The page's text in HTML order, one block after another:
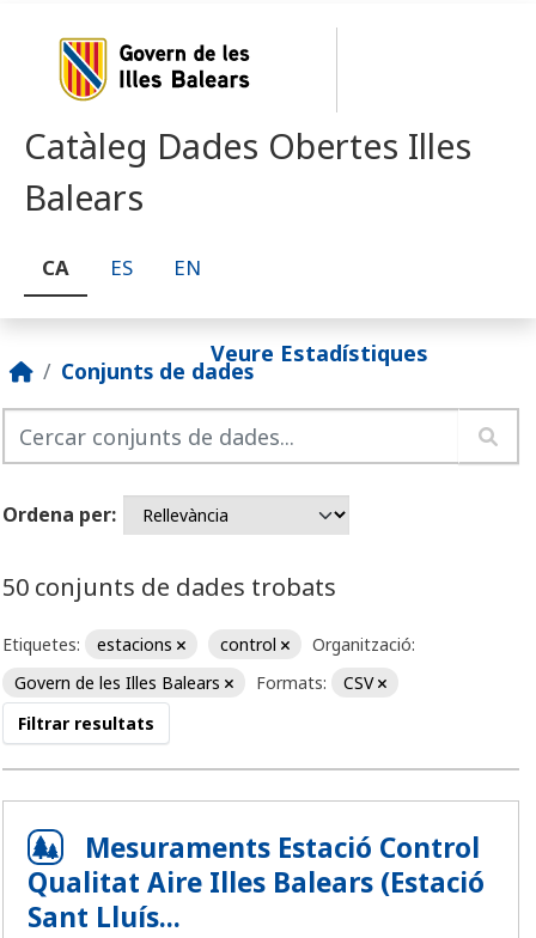
Catàleg Dades Obertes Illes
Balears
CA ES EN
Veure Estadístiques
Conjunts de dades
Ordena per
50 conjunts de dades trobats
Etiquetes: estacions control
Organització:
Govern de les Illes Balears
Formats:
CSV
Filtrar resultats
Mesuraments Estació Control
Qualitat Aire Illes Balears (Estació
Sant Lluís...